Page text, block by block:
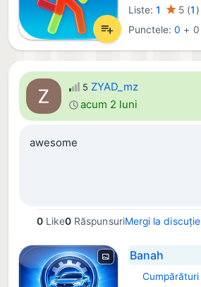
Liste: 1 5 (1 )
Punctele:0 + 0
5 ZYAD_mz
acum 2 luni
awesome
0Like0 RăspunsuriMergi la discuție
Banah
iOS Aplicații:
Cumpărături